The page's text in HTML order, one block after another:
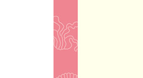
02 소박한 오키나와의 맛
03 우리가 아는 맛이 아냐!
04 오키나와 로컬의 그 맛,
05 눈도 즐겁고 입은 더 즐
07 초스피드 렌터카 여행